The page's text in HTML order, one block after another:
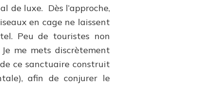
de luxe. Dès l’approche,
en cage ne laissent
Peu de touristes non
Je me mets discrètement
ce sanctuaire construit
afin de conjurer le